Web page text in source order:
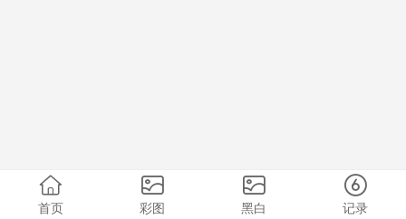
首页 彩图 黑白 记录